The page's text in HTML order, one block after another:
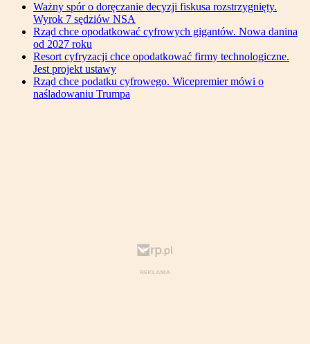
Ważny spór o doręczanie decyzji fiskusa rozstrzygnięty.
Wyrok 7 sędziów NSA
Rząd chce opodatkować cyfrowych gigantów. Nowa danina
od 2027 roku
Resort cyfryzacji chce opodatkować firmy technologiczne.
Jest projekt ustawy
Rząd chce podatku cyfrowego. Wicepremier mówi o
naśladowaniu Trumpa